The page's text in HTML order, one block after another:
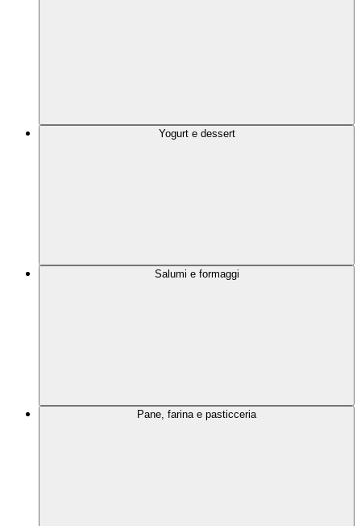
Yogurt e dessert
Salumi e formaggi
Pane, farina e pasticceria